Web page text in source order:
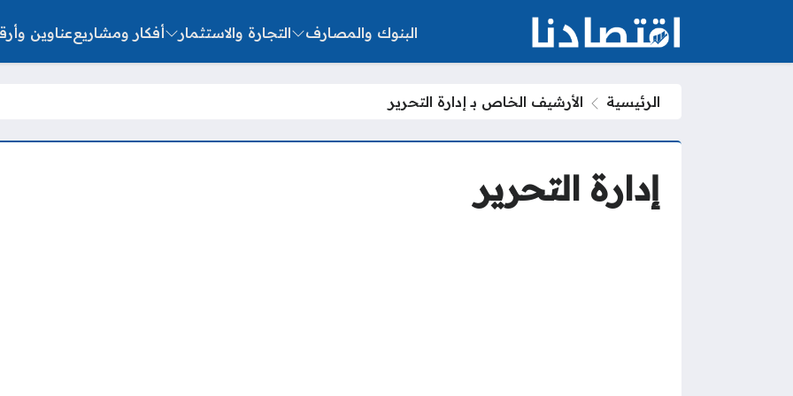
البنوك والمصارف التجارة والاستثمار أفكار ومشاريععناوين
الرئيسية الأرشيف الخاص بـ إدارة التحرير
إدارة التحرير